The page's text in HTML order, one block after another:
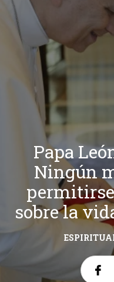
Papa
Ningún
sobre la